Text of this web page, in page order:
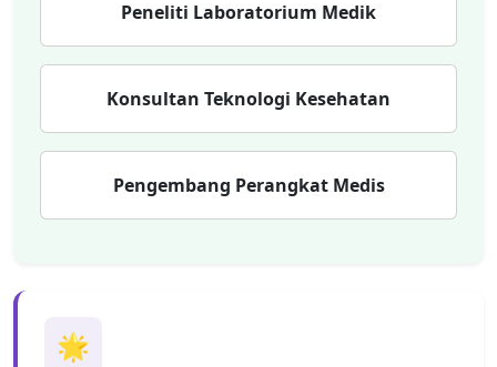
Peneliti Laboratorium Medik
Konsultan Teknologi Kesehatan
Pengembang Perangkat Medis
🌟